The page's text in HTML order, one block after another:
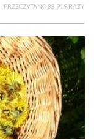
PRZECZYTANO 33 919 RAZY